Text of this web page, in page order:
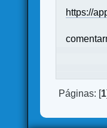
https://
Páginas: [1]